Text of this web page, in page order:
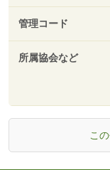
管理コード
所属協会など
こ